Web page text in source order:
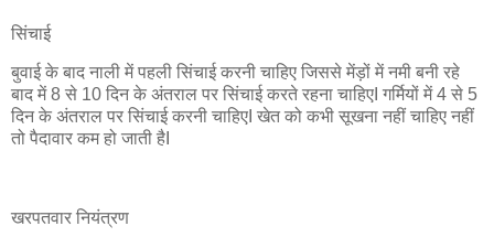
सिंचाई
बुवाई के बाद नाली में पहली सिंचाई करनी चाहिए जिससे मेंड़ों में नमी बनी रहे
बाद में 8 से 10 दिन के अंतराल पर सिंचाई करते रहना चाहिएI गर्मियों में 4 से 5
दिन के अंतराल पर सिंचाई करनी चाहिएI खेत को कभी सूखना नहीं चाहिए नहीं
तो पैदावार कम हो जाती हैI
खरपतवार नियंत्रण